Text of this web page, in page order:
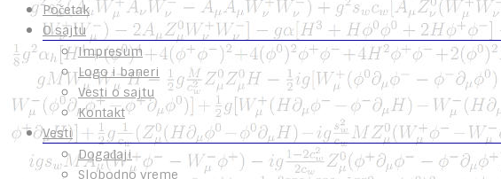
Početak
O sajtu
Impresum
Logo i baneri
Vesti o sajtu
Kontakt
Vesti
Događaji
Slobodno vreme